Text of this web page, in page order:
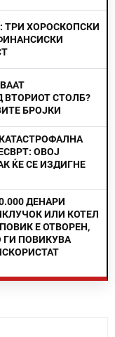
ТРИ ХОРОСКОПСКИ
ВТОРИОТ СТОЛБ?
БРОЈКИ
ОВОЈ
ЌЕ СЕ ИЗДИГНЕ
ДЕНАРИ
ИЛИ КОТЕЛ
Е ОТВОРЕН,
ПОВИКУВА